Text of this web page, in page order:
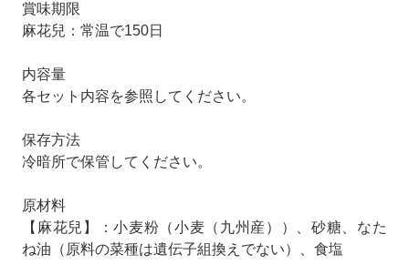
賞味期限
麻花兒：常温で150日
内容量
各セット内容を参照してください。
保存方法
冷暗所で保管してください。
原材料
【麻花兒】：小麦粉（小麦（九州産））、砂糖、なた
ね油（原料の菜種は遺伝子組換えでない）、食塩